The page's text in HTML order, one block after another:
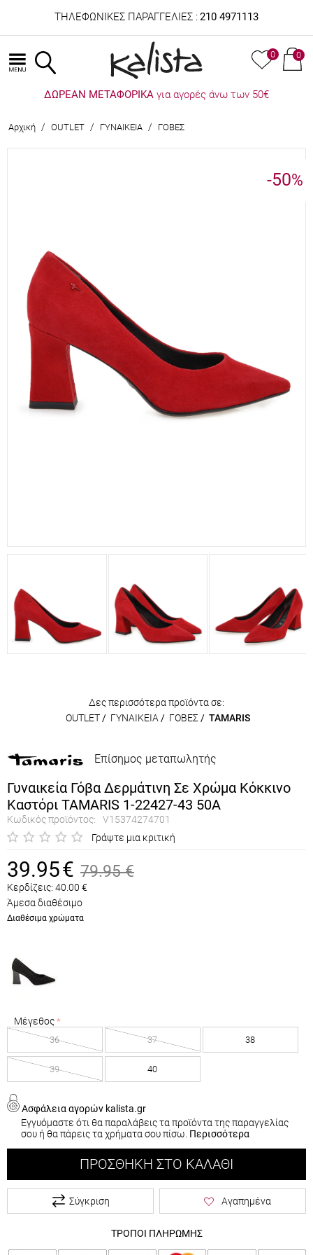
ΤΗΛΕΦΩΝΙΚΕΣ ΠΑΡΑΓΓΕΛΙΕΣ : 210 4971113
0 0
ΔΩΡΕΑΝ ΜΕΤΑΦΟΡΙΚΑ για αγορές άνω των 50€
Αρχική / OUTLET / ΓΥΝΑΙΚΕΙΑ / ΓΟΒΕΣ
-50%
Δες περισσότερα προϊόντα σε:
OUTLET/ ΓΥΝΑΙΚΕΙΑ / ΓΟΒΕΣ / TAMARIS
Επίσημος μεταπωλητής
Γυναικεία Γόβα Δερμάτινη Σε Χρώμα Κόκκινο
Καστόρι TAMARIS 1-22427-43 50A
Κωδικός προϊόντος:
V15374274701
Γράψτε μια κριτική
39.95€ 79.95 €
Κερδίζεις: 40.00 €
Άμεσα διαθέσιμο
Διαθέσιμα χρώματα
Μέγεθος
36 37 38
39 40
Ασφάλεια αγορών kalista.gr
Εγγυόμαστε ότι θα παραλάβεις τα προϊόντα της παραγγελίας
σου ή θα πάρεις τα χρήματα σου πίσω. Περισσότερα
ΠΡΟΣΘΉΚΗ ΣΤΟ ΚΑΛΆΘΙ
Σύγκριση Αγαπημένα
ΤΡΟΠΟΙ ΠΛΗΡΩΜΗΣ